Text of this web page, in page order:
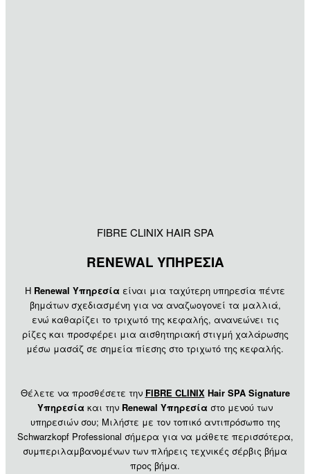
FIBRE CLINIX HAIR SPA
RENEWAL ΥΠΗΡΕΣΙΑ
Η Renewal Υπηρεσία είναι μια ταχύτερη υπηρεσία πέντε
βημάτων σχεδιασμένη για να αναζωογονεί τα μαλλιά,
ενώ καθαρίζει το τριχωτό της κεφαλής, ανανεώνει τις
ρίζες και προσφέρει μια αισθητηριακή στιγμή χαλάρωσης
μέσω μασάζ σε σημεία πίεσης στο τριχωτό της κεφαλής.
Θέλετε να προσθέσετε την FIBRE CLINIX Hair SPA Signature
Υπηρεσία και την Renewal Υπηρεσία στο μενού των
υπηρεσιών σου; Μιλήστε με τον τοπικό αντιπρόσωπο της
Schwarzkopf Professional σήμερα για να μάθετε περισσότερα,
συμπεριλαμβανομένων των πλήρεις τεχνικές σέρβις βήμα
προς βήμα.